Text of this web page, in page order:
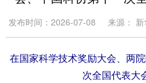
发布时间：2026-07-08 来源：
在国家科学技术奖励大会、两
次全国代表大